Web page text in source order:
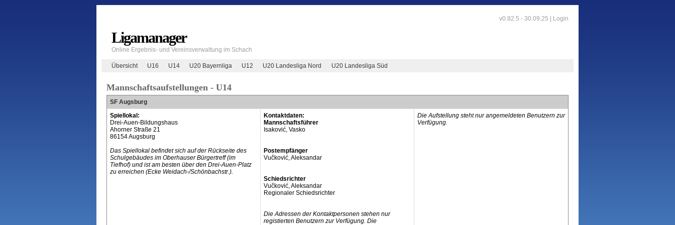
v0.82.5 - 30.09.25 | Login
Ligamanager
Online Ergebnis- und Vereinsverwaltung im Schach
Übersicht U16 U14 U20 Bayernliga U12 U20 Landesliga Nord U20 Landesliga Süd
Mannschaftsaufstellungen - U14
SF Augsburg
Spiellokal:
Drei-Auen-Bildungshaus
Ahorner Straße 21
86154 Augsburg
Das Spiellokal befindet sich auf der Rückseite des
Schulgebäudes im Oberhauser Bürgertreff (im
Tiefhof) und ist am besten über den Drei-Auen-Platz
zu erreichen (Ecke Weidach-/Schönbachstr.).
Kontaktdaten:
Mannschaftsführer
Isaković, Vasko
Postempfänger
Vučković, Aleksandar
Schiedsrichter
Vučković, Aleksandar
Regionaler Schiedsrichter
Die Adressen der Kontaktpersonen stehen nur
registierten Benutzern zur Verfügung. Die
Die Aufstellung steht nur angemeldeten Benutzern zur
Verfügung.